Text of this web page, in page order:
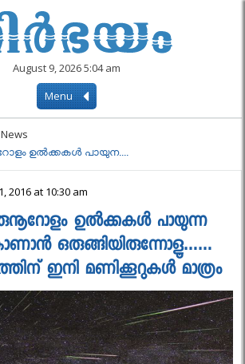
August 9, 2026 5:04 am
Menu
ഉല്‍ക്കകള്‍ പായുന....
2016 at 10:30 am
ഉല്‍ക്കകള്‍ പായുന്ന
ഒരുങ്ങിയിരുന്നോളൂ……
ഇനി മണിക്കൂറുകൾ മാത്രം